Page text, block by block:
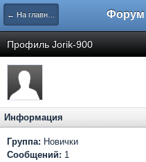
← На главную
Профиль Jorik-900
Информация
Группа: Новички
Сообщений: 1